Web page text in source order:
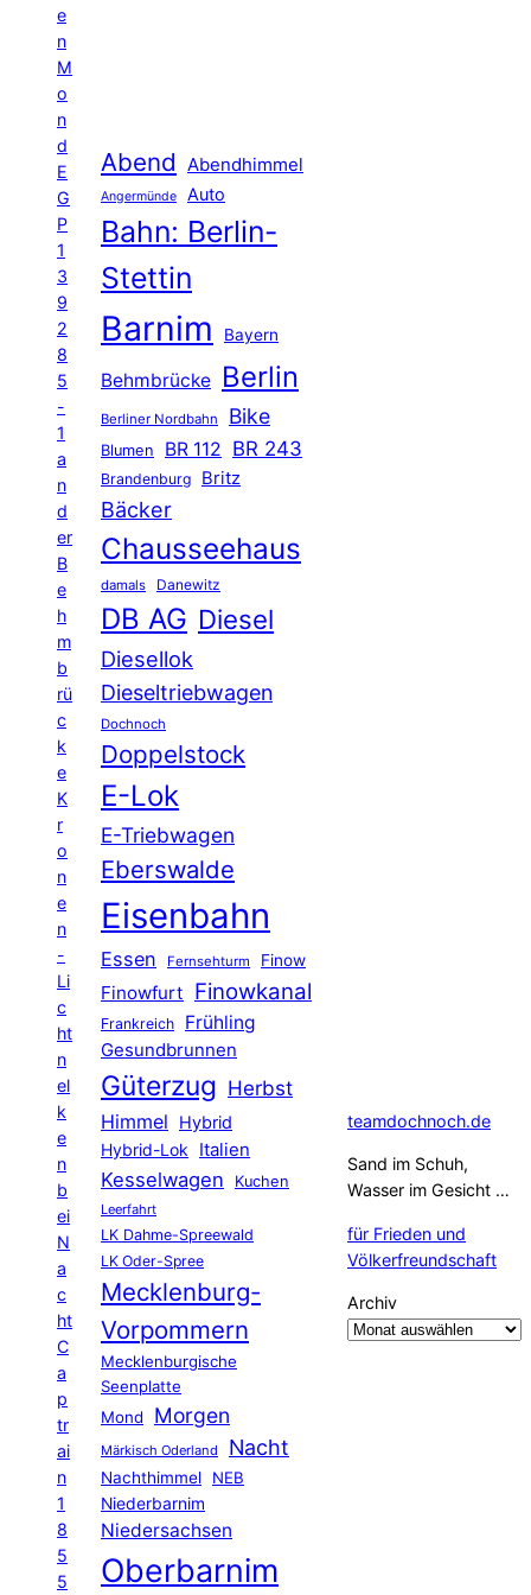
e
n
M
o
n
d
E
G
P
1
3
9
2
8
5
-
1
a
n
d
er
B
e
h
m
b
rü
c
k
e
K
r
o
n
e
n
-
Li
c
ht
n
el
k
e
n
b
ei
N
a
c
ht
C
a
p
tr
ai
n
1
8
5
5
Abend Abendhimmel
Angermünde Auto
Bahn: Berlin-
Stettin
Barnim Bayern
Behmbrücke Berlin
Berliner Nordbahn Bike
Blumen BR 112 BR 243
Brandenburg Britz
Bäcker
Chausseehaus
damals Danewitz
DB AG Diesel
Diesellok
Dieseltriebwagen
Dochnoch
Doppelstock
E-Lok
E-Triebwagen
Eberswalde
Eisenbahn
Essen Fernsehturm Finow
Finowfurt Finowkanal
Frankreich Frühling
Gesundbrunnen
Güterzug Herbst
Himmel
Hybrid
Hybrid-Lok Italien
Kesselwagen Kuchen
Leerfahrt
LK Dahme-Spreewald
LK Oder-Spree
Mecklenburg-
Vorpommern
Mecklenburgische
Seenplatte
Mond
Morgen
Märkisch Oderland Nacht
Nachthimmel
NEB
Niederbarnim
Niedersachsen
Oberbarnim
teamdochnoch.de
Sand im Schuh,
Wasser im Gesicht …
für Frieden und
Völkerfreundschaft
Archiv